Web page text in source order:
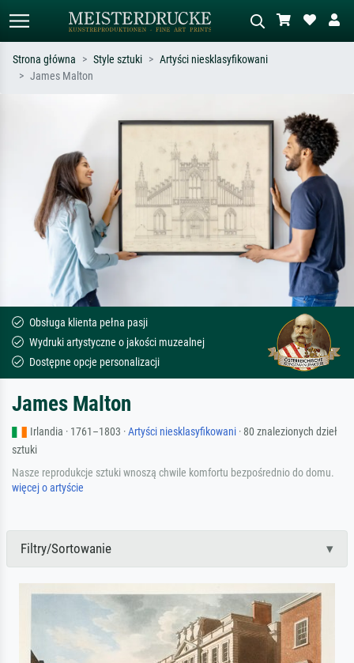
Opisz scenę – np. zielona łąka,
abstrakcja z czerwienią, ciemny olej,
stojący akt obok drzewa.
Strona główna Style sztuki
Artyści niesklasyfikowani
James Malton
Obsługa klienta pełna pasji
Wydruki artystyczne o jakości muzealnej
Dostępne opcje personalizacji
James Malton
Irlandia · 1761–1803 ·Artyści niesklasyfikowani · 80 znalezionych dzieł
sztuki
Nasze reprodukcje sztuki wnoszą chwile komfortu bezpośrednio do domu.
więcej o artyście
Filtry/Sortowanie